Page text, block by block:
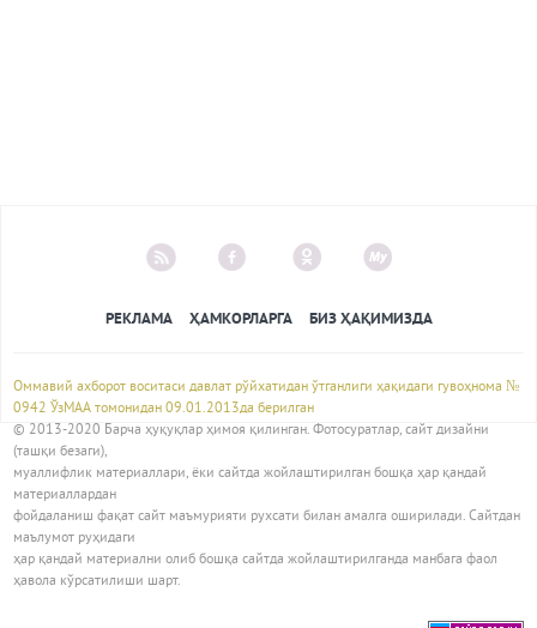
РЕКЛАМА ҲАМКОРЛАРГА БИЗ ҲАҚИМИЗДА
Оммавий ахборот воситаси давлат рўйхатидан ўтганлиги ҳақидаги гувоҳнома №
0942 ЎзМАА томонидан 09.01.2013да берилган
© 2013-2020 Барча ҳуқуқлар ҳимоя қилинган. Фотосуратлар, сайт дизайни
(ташқи безаги),
муаллифлик материаллари, ёки сайтда жойлаштирилган бошқа ҳар қандай
материаллардан
фойдаланиш фақат сайт маъмурияти рухсати билан амалга оширилади. Сайтдан
маълумот руҳидаги
ҳар қандай материални олиб бошқа сайтда жойлаштирилганда манбага фаол
ҳавола кўрсатилиши шарт.